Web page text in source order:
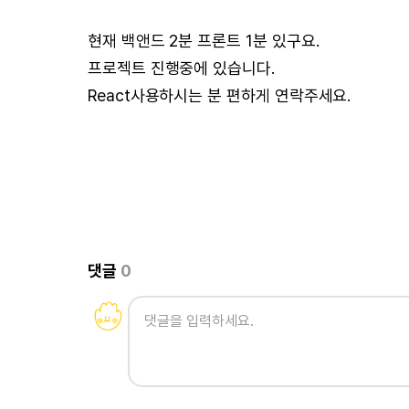
현재 백앤드 2분 프론트 1분 있구요.
프로젝트 진행중에 있습니다.
React사용하시는 분 편하게 연락주세요.
댓글 0